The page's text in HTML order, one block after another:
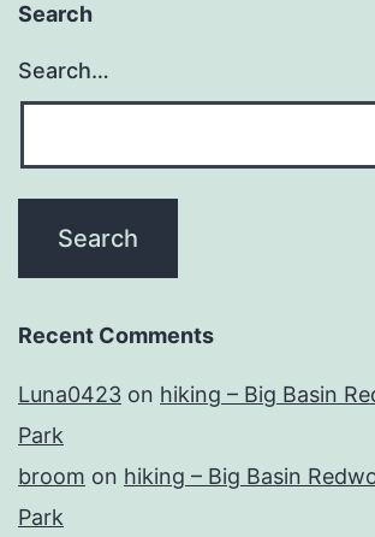
Search
Search…
Recent Comments
Luna0423 on hiking – Big Basin
Park
broom on hiking – Big Basin
Park